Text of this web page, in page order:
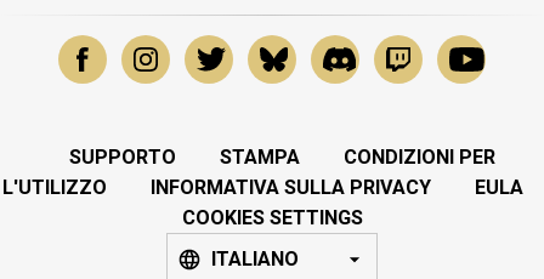
SUPPORTO STAMPA
CONDIZIONI PER
L'UTILIZZO
INFORMATIVA SULLA PRIVACY
EULA
COOKIES SETTINGS
ITALIANO